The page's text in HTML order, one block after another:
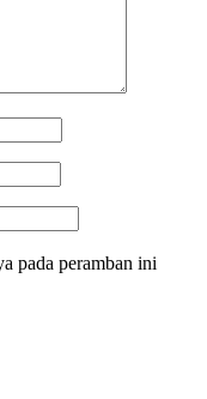
pada peramban ini